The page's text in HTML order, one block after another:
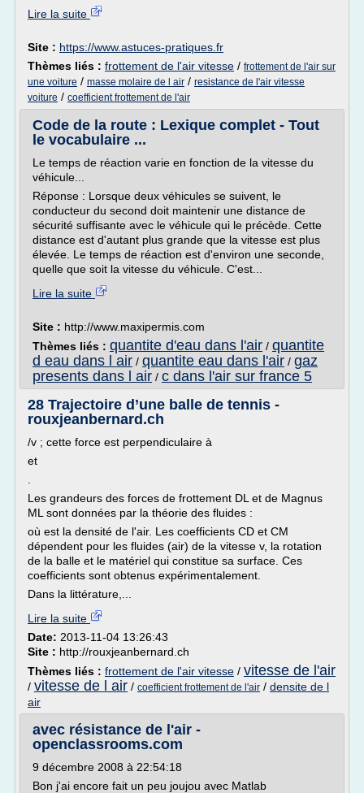
Lire la suite
Site : https://www.astuces-pratiques.fr
Thèmes liés : frottement de l'air vitesse / frottement de l'air sur
une voiture / masse molaire de l air / resistance de l'air vitesse
voiture / coefficient frottement de l'air
Code de la route : Lexique complet - Tout
le vocabulaire ...
Le temps de réaction varie en fonction de la vitesse du
véhicule...
Réponse : Lorsque deux véhicules se suivent, le
conducteur du second doit maintenir une distance de
sécurité suffisante avec le véhicule qui le précède. Cette
distance est d'autant plus grande que la vitesse est plus
élevée. Le temps de réaction est d'environ une seconde,
quelle que soit la vitesse du véhicule. C'est...
Lire la suite
Site : http://www.maxipermis.com
Thèmes liés : quantite d'eau dans l'air / quantite
d eau dans l air / quantite eau dans l'air / gaz
presents dans l air / c dans l'air sur france 5
28 Trajectoire d’une balle de tennis -
rouxjeanbernard.ch
/v ; cette force est perpendiculaire à
et
Les grandeurs des forces de frottement DL et de Magnus
ML sont données par la théorie des fluides :
où est la densité de l'air. Les coefficients CD et CM
dépendent pour les fluides (air) de la vitesse v, la rotation
de la balle et le matériel qui constitue sa surface. Ces
coefficients sont obtenus expérimentalement.
Dans la littérature,...
Lire la suite
Date: 2013-11-04 13:26:43
Site : http://rouxjeanbernard.ch
Thèmes liés : frottement de l'air vitesse / vitesse de l'air
/ vitesse de l air / coefficient frottement de l'air / densite de l
air
avec résistance de l'air -
openclassrooms.com
9 décembre 2008 à 22:54:18
Bon j'ai encore fait un peu joujou avec Matlab